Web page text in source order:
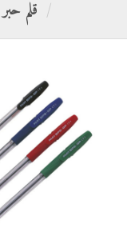
قلم حبر PILOT BPS-GP GRIP F